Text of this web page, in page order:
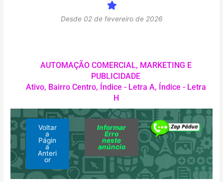
Desde 02 de fevereiro de 2026
AUTOMAÇÃO COMERCIAL, MARKETING E
PUBLICIDADE
Ativo, Bairro Centro, Índice - Letra A, Índice - Letra
H
Voltar
a
Págin
a
Anteri
or
Informar
Erro
neste
anúncio